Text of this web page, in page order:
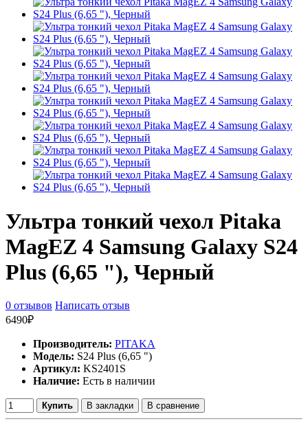
Ультра тонкий чехол Pitaka
MagEZ 4 Samsung Galaxy S24
Plus (6,65 "), Черный
0 отзывов Написать отзыв
6490₽
Производитель: PITAKA
Модель: S24 Plus (6,65 ")
Артикул: KS2401S
Наличие: Есть в наличии
Купить В закладки В сравнение